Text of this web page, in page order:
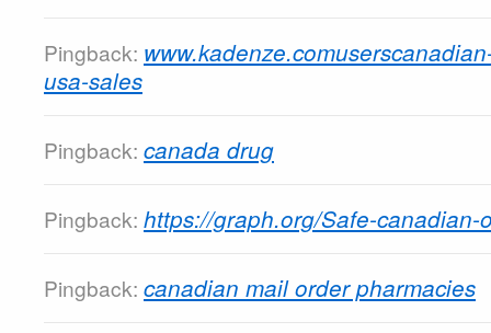
Pingback:
usa-sales
Pingback: canada drug
Pingback: https://graph.org/Safe-
Pingback: canadian mail order pharmacies